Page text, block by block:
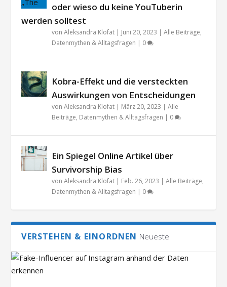
oder wieso du keine YouTuberin
werden solltest
vonAleksandra Klofat | Juni 20, 2023 |Alle Beiträge,
Datenmythen & Alltagsfragen | 0
Kobra-Effekt und die versteckten
Auswirkungen von Entscheidungen
vonAleksandra Klofat | März 20, 2023 |Alle
Beiträge, Datenmythen & Alltagsfragen | 0
Ein Spiegel Online Artikel über
Survivorship Bias
vonAleksandra Klofat | Feb. 26, 2023 |Alle Beiträge,
Datenmythen & Alltagsfragen | 0
VERSTEHEN & EINORDNEN Neueste